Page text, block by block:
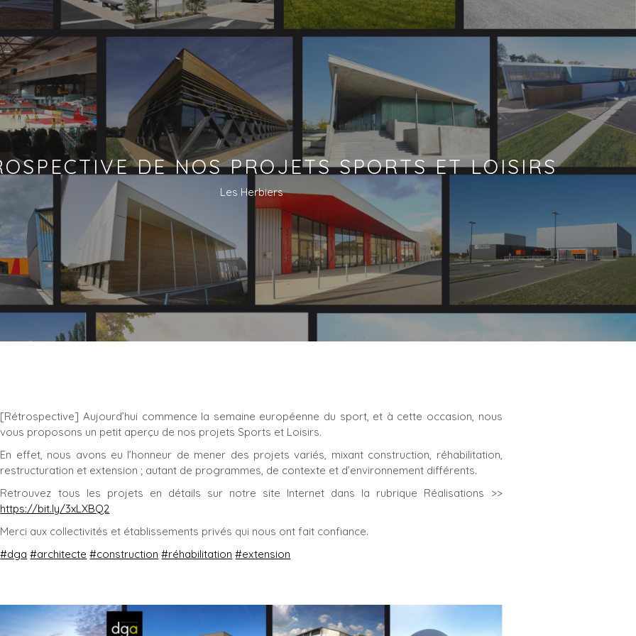
DE NOS PROJETS SPORTS ET LOISIRS
Les Herbiers
[Rétrospective] Aujourd’hui commence la semaine européenne du sport, et à cette occasion, nous
vous proposons un petit aperçu de nos projets Sports et Loisirs.
En effet, nous avons eu l’honneur de mener des projets variés, mixant construction, réhabilitation,
restructuration et extension ; autant de programmes, de contexte et d’environnement différents.
Retrouvez tous les projets en détails sur notre site Internet dans la rubrique Réalisations >>
https://bit.ly/3xLXBQ2
Merci aux collectivités et établissements privés qui nous ont fait confiance.
#dga #architecte #construction #réhabilitation #extension